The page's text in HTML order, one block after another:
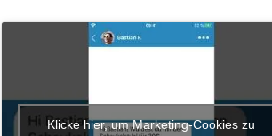
Klicke hier, um Marketing-Cookies zu